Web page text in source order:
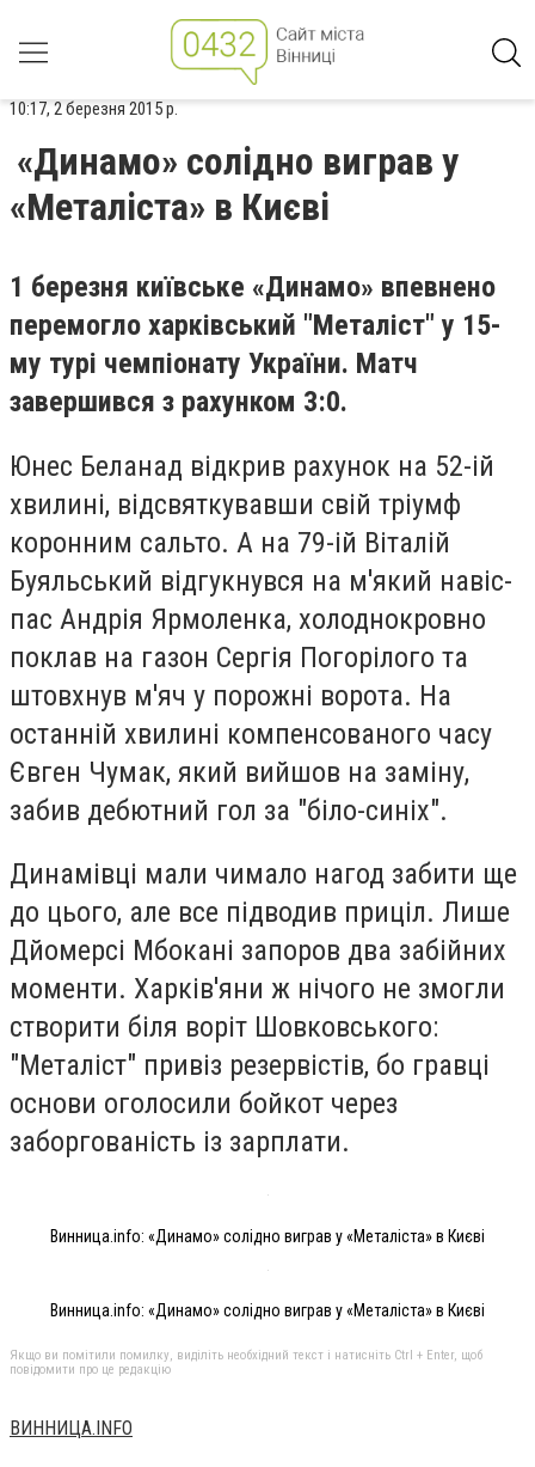
10:17, 2 березня 2015 р.
«Динамо» солідно виграв у
«Металіста» в Києві
1 березня київське «Динамо» впевнено
перемогло харківський "Металіст" у 15-
му турі чемпіонату України. Матч
завершився з рахунком 3:0.
Юнес Беланад відкрив рахунок на 52-ій
хвилині, відсвяткувавши свій тріумф
коронним сальто. А на 79-ій Віталій
Буяльський відгукнувся на м'який навіс-
пас Андрія Ярмоленка, холоднокровно
поклав на газон Сергія Погорілого та
штовхнув м'яч у порожні ворота. На
останній хвилині компенсованого часу
Євген Чумак, який вийшов на заміну,
забив дебютний гол за "біло-синіх".
Динамівці мали чимало нагод забити ще
до цього, але все підводив приціл. Лише
Дйомерсі Мбокані запоров два забійних
моменти. Харків'яни ж нічого не змогли
створити біля воріт Шовковського:
"Металіст" привіз резервістів, бо гравці
основи оголосили бойкот через
заборгованість із зарплати.
Винница.info: «Динамо» солідно виграв у «Металіста» в Києві
Винница.info: «Динамо» солідно виграв у «Металіста» в Києві
Якщо ви помітили помилку, виділіть необхідний текст і натисніть Ctrl + Enter, щоб
повідомити про це редакцію
ВИННИЦА.INFO